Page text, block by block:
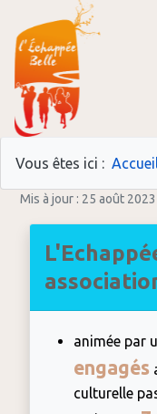
Vous êtes ici :
Mis à jour : 25 août 2023
animée par
engagés
culturelle